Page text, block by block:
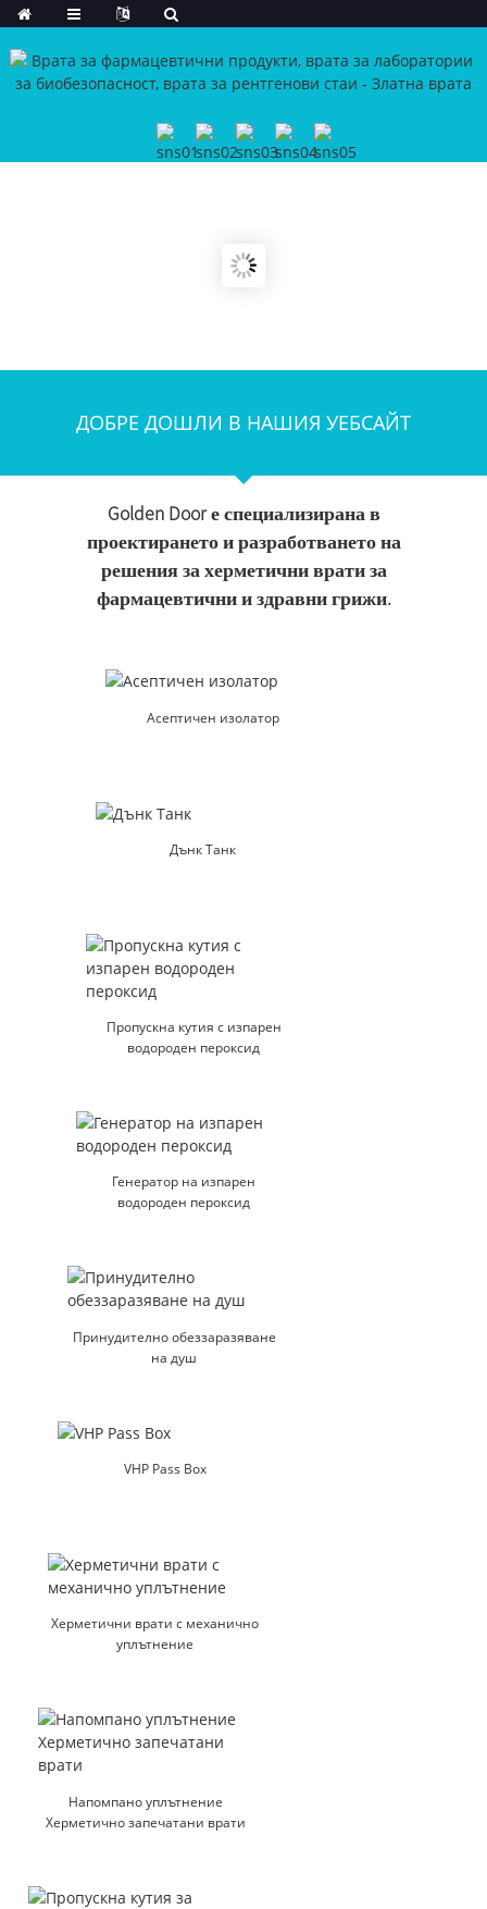
ДОБРЕ ДОШЛИ В НАШИЯ УЕБСАЙТ
Golden Door е специализирана в
проектирането и разработването на
решения за херметични врати за
фармацевтични и здравни грижи.
Асептичен изолатор
Дънк Танк
Пропускна кутия с изпарен
водороден пероксид
Генератор на изпарен
водороден пероксид
Принудително обеззаразяване
на душ
VHP Pass Box
Херметични врати с механично
уплътнение
Напомпано уплътнение
Херметично запечатани врати